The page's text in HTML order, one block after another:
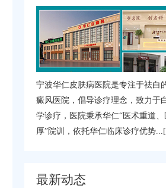
宁波华仁皮肤病医院是专注于祛白
癜风医院，倡导诊疗理念，致力于
学诊疗，医院秉承华仁“医术重道
厚”院训，依托华仁临床诊疗优势...
最新动态